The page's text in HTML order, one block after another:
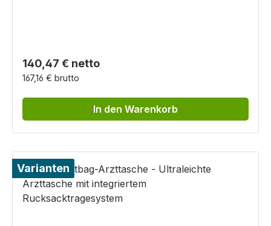
Regulärer Preis:
140,47 € netto
167,16 € brutto
In den Warenkorb
Varianten